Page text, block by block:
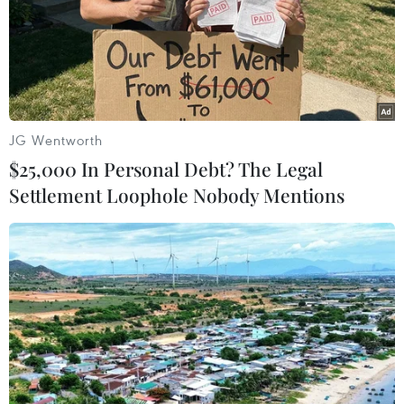
Giá vàng hướng tới tuần
tăng mạnh nhất kể từ
tháng 1/2026
07/08/2026 08:14
Hạn hán nghiêm trọng đe
dọa "huyết mạch" kinh tế
châu Âu
07/08/2026 07:58
Để trái sầu riêng đáp ứng
yêu cầu xuất khẩu bền
vững
07/08/2026 07:34
Tây Ninh thúc đẩy bình
dân học vụ số, tạo động lực
phát triển kinh tế số
07/08/2026 07:17
JG Wentworth
$25,000 In Personal Debt? The Legal
Settlement Loophole Nobody Mentions